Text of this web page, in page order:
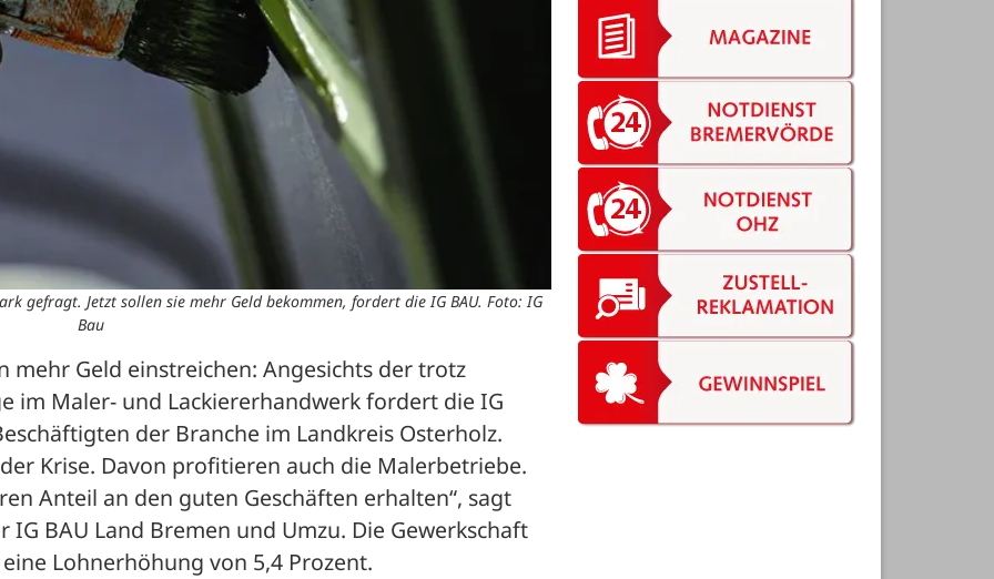
gefragt. Jetzt sollen sie mehr Geld bekommen, fordert die IG BAU. Foto: IG
Bau
mehr Geld einstreichen: Angesichts der trotz
im Maler- und Lackiererhandwerk fordert die IG
der Branche im Landkreis Osterholz.
Krise. Davon profitieren auch die Malerbetriebe.
Anteil an den guten Geschäften erhalten“, sagt
BAU Land Bremen und Umzu. Die Gewerkschaft
Lohnerhöhung von 5,4 Prozent.